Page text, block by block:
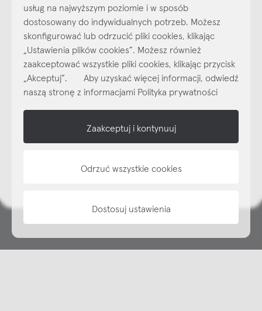
Najlepsze inspiracje i promocje na wyciągnięcie ręki, zapisz się już
dzisiaj do naszego cyklicznego newslettera!
SubskrybujNEWSLETTER
NAP
usług na najwyższym poziomie i w sposób
dostosowany do indywidualnych potrzeb. Możesz
skonfigurować lub odrzucić pliki cookies, klikając
„Ustawienia plików cookies”. Możesz również
zaakceptować wszystkie pliki cookies, klikając przycisk
„Akceptuj”. Aby uzyskać więcej informacji, odwiedź
naszą stronę z informacjami Polityka prywatności
Zaakceptuj i kontynuuj
Odrzuć wszystkie cookies
Dostosuj ustawienia